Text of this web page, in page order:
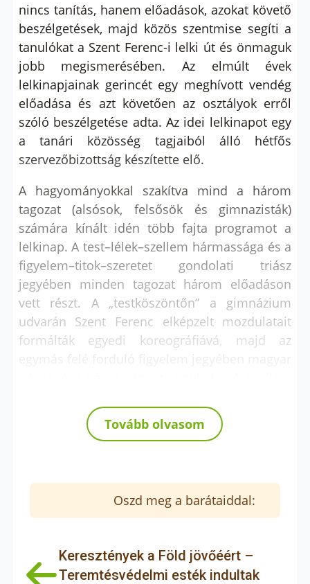
nincs tanítás, hanem előadások, azokat követő
beszélgetések, majd közös szentmise segíti a
tanulókat a Szent Ferenc-i lelki út és önmaguk
jobb megismerésében. Az elmúlt évek
lelkinapjainak gerincét egy meghívott vendég
előadása és azt követően az osztályok erről
szóló beszélgetése adta. Az idei lelkinapot egy
a tanári közösség tagjaiból álló hétfős
szervezőbizottság készítette elő.
A hagyományokkal szakítva mind a három
tagozat (alsósok, felsősök és gimnazisták)
számára kínált idén több fajta programot a
lelkinap. A test–lélek–szellem hármassága és a
figyelem–titok–szeretet gondolati triász
jegyében minden tagozat három előadáson
vett részt. A „testköszöntőn” a gimnázium
udvarán Szent Ferenc elképzelt mozdulatait
formálták egyedi koreográfiává, majd az
egymás felé forduló figyelem jegyében magyar
vitát folytattak arról, hogy a Szent Ferenc-i
küldetés jelenthet-e példát a magyar
álláspont a megnyerőbb. A harmadik
foglalkozás a „lélekszínház” volt, ahol a
hívták segítségül, Szent Ferenc életének tetteit
Tovább olvasom
Oszd meg a barátaiddal:
Keresztények a Föld jövőéért –
Teremtésvédelmi esték indultak